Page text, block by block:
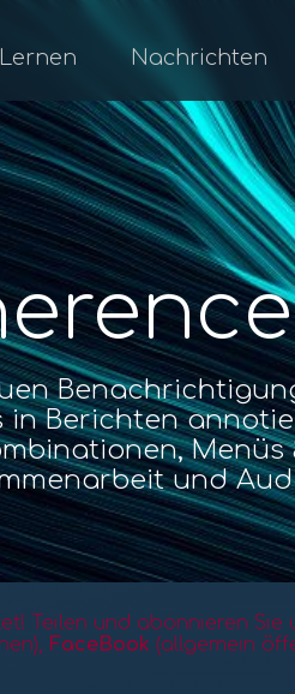
Lernen Nachrichten
Berichten
und
Teilen und abonnieren Sie
FaceBook (allgemein